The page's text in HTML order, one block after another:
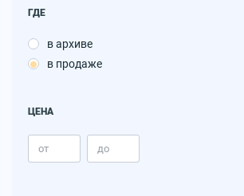
ГДЕ
в архиве
в продаже
ЦЕНА